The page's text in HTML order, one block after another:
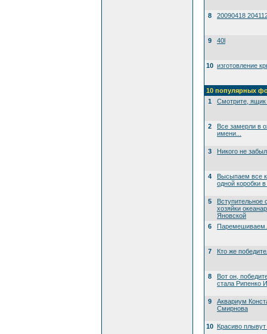
8 20090418
9 40l
10 изготовление
10 популярных
1
Смотрите, ящик
2
Все замерли в
имени...
3 Никого не
4
Высыпаем все
одной коробки
5
Вступительное
хозяйки
Яновской
6
7 Кто же
8
Вот он,
стала Рипенко
9
Аквариум
Смирнова
10 Красиво плывут